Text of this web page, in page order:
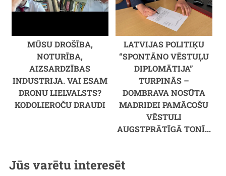
MŪSU DROŠĪBA,
NOTURĪBA,
AIZSARDZĪBAS
INDUSTRIJA. VAI ESAM
DRONU LIELVALSTS?
KODOLIEROČU DRAUDI
LATVIJAS POLITIĶU
“SPONTĀNO VĒSTUĻU
DIPLOMĀTIJA”
TURPINĀS –
DOMBRAVA NOSŪTA
MADRIDEI PAMĀCOŠU
VĒSTULI
AUGSTPRĀTĪGĀ TONĪ...
Jūs varētu interesēt